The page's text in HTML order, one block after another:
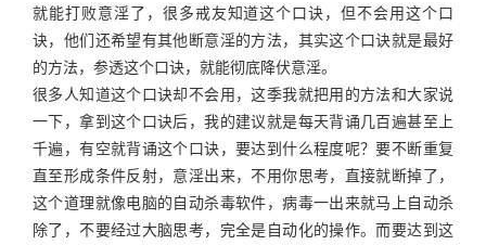
就能打败意淫了，很多戒友知道这个口诀，但不会用这个口
诀，他们还希望有其他断意淫的方法，其实这个口诀就是最好
的方法，参透这个口诀，就能彻底降伏意淫。
很多人知道这个口诀却不会用，这季我就把用的方法和大家说
一下，拿到这个口诀后，我的建议就是每天背诵几百遍甚至上
千遍，有空就背诵这个口诀，要达到什么程度呢？要不断重复
直至形成条件反射，意淫出来，不用你思考，直接就断掉了，
这个道理就像电脑的自动杀毒软件，病毒一出来就马上自动杀
除了，不要经过大脑思考，完全是自动化的操作。而要达到这